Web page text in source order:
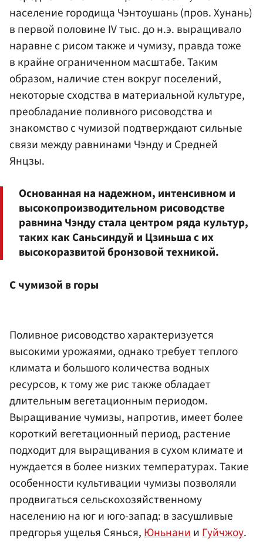
население городища Чэнтоушань (пров. Хунань)
в первой половине IV тыс. до н.э. выращивало
наравне с рисом также и чумизу, правда тоже
в крайне ограниченном масштабе. Таким
образом, наличие стен вокруг поселений,
некоторые сходства в материальной культуре,
преобладание поливного рисоводства и
знакомство с чумизой подтверждают сильные
связи между равнинами Чэнду и Средней
Янцзы.
Основанная на надежном, интенсивном и
высокопроизводительном рисоводстве
равнина Чэнду стала центром ряда культур,
таких как Саньсиндуй и Цзиньша с их
высокоразвитой бронзовой техникой.
С чумизой в горы
Поливное рисоводство характеризуется
высокими урожаями, однако требует теплого
климата и большого количества водных
ресурсов, к тому же рис также обладает
длительным вегетационным периодом.
Выращивание чумизы, напротив, имеет более
короткий вегетационный период, растение
подходит для выращивания в сухом климате и
нуждается в более низких температурах. Такие
особенности культивации чумизы позволяли
продвигаться сельскохозяйственному
населению на юг и юго-запад: в засушливые
предгорья ущелья Сянься,ЮньнанииГуйчжоу.